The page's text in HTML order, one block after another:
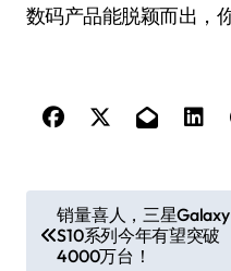
数码产品能脱颖而出，
章
销量喜人，三星Galaxy
S10系列今年有望突破
4000万台！